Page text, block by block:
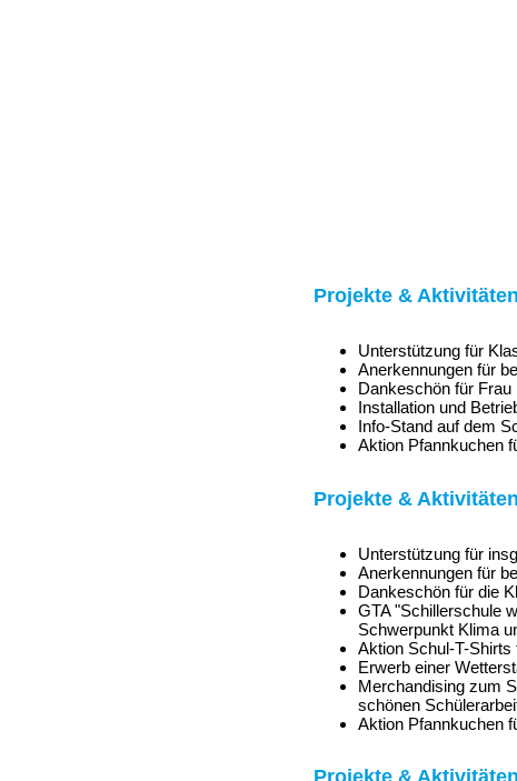
Projekte &
Unterstützung für
Anerkennungen für
Dankeschön für Frau
Installation und
Info-Stand auf dem
Aktion Pfannkuchen
Projekte &
Unterstützung für
Anerkennungen für
Dankeschön für die
GTA "Schillerschule
Schwerpunkt Klima
Aktion Schul-T-Shirts
Erwerb einer
Merchandising zum
schönen
Aktion Pfannkuchen